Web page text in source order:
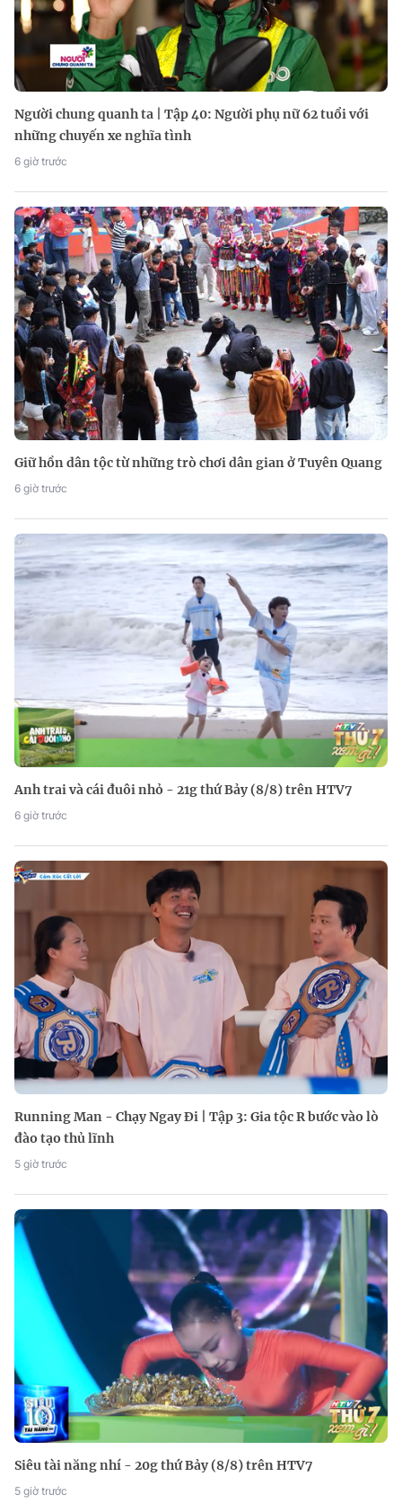
Người chung quanh ta | Tập 40: Người phụ nữ 62 tuổi với
những chuyến xe nghĩa tình
6 giờ trước
Giữ hồn dân tộc từ những trò chơi dân gian ở Tuyên Quang
6 giờ trước
Anh trai và cái đuôi nhỏ - 21g thứ Bảy (8/8) trên HTV7
6 giờ trước
Running Man - Chạy Ngay Đi | Tập 3: Gia tộc R bước vào lò
đào tạo thủ lĩnh
5 giờ trước
Siêu tài năng nhí - 20g thứ Bảy (8/8) trên HTV7
5 giờ trước